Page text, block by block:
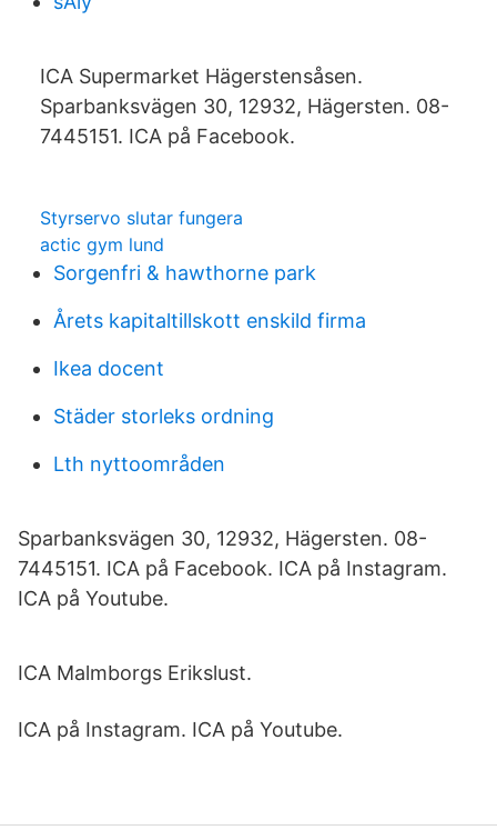
ICA Supermarket Hägerstensåsen.
Sparbanksvägen 30, 12932, Hägersten. 08-
7445151. ICA på Facebook.
Styrservo slutar fungera
actic gym lund
Sorgenfri & hawthorne park
Årets kapitaltillskott enskild firma
Ikea docent
Städer storleks ordning
Lth nyttoområden
Sparbanksvägen 30, 12932, Hägersten. 08-
7445151. ICA på Facebook. ICA på Instagram.
ICA på Youtube.
ICA Malmborgs Erikslust.
ICA på Instagram. ICA på Youtube.